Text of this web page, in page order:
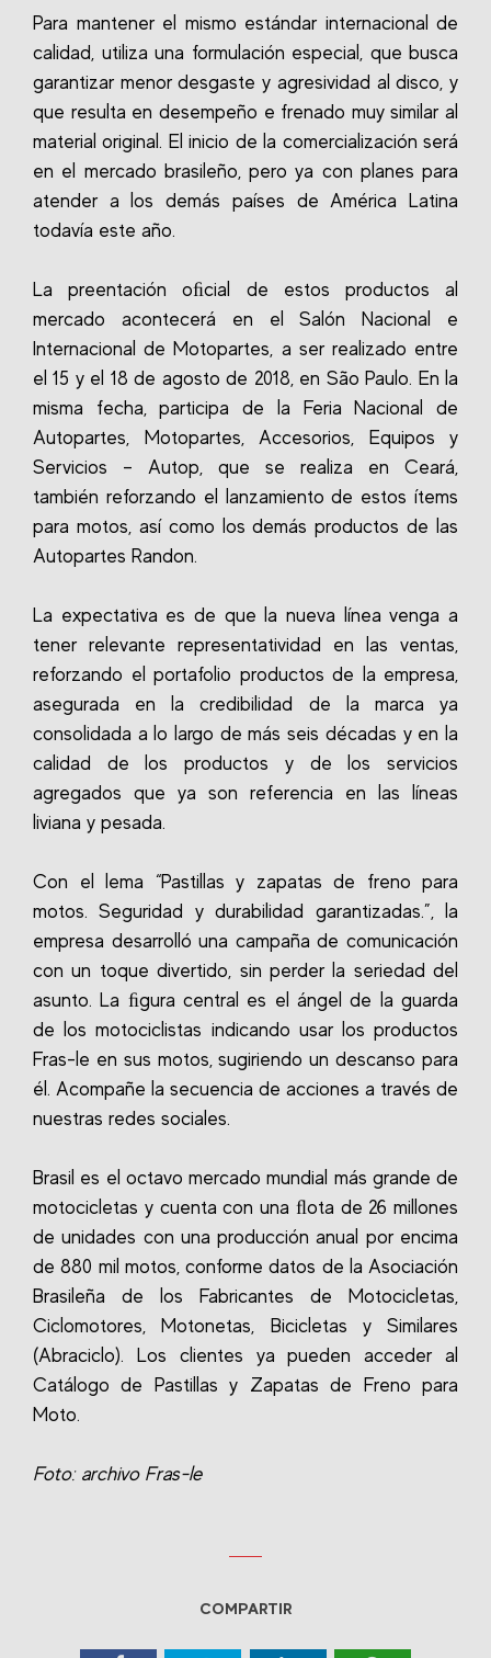
Para mantener el mismo estándar internacional de
calidad, utiliza una formulación especial, que busca
garantizar menor desgaste y agresividad al disco, y
que resulta en desempeño e frenado muy similar al
material original. El inicio de la comercialización será
en el mercado brasileño, pero ya con planes para
atender a los demás países de América Latina
todavía este año.
La preentación oﬁcial de estos productos al
mercado acontecerá en el Salón Nacional e
Internacional de Motopartes, a ser realizado entre
el 15 y el 18 de agosto de 2018, en São Paulo. En la
misma fecha, participa de la Feria Nacional de
Autopartes, Motopartes, Accesorios, Equipos y
Servicios – Autop, que se realiza en Ceará,
también reforzando el lanzamiento de estos ítems
para motos, así como los demás productos de las
Autopartes Randon.
La expectativa es de que la nueva línea venga a
tener relevante representatividad en las ventas,
reforzando el portafolio productos de la empresa,
asegurada en la credibilidad de la marca ya
consolidada a lo largo de más seis décadas y en la
calidad de los productos y de los servicios
agregados que ya son referencia en las líneas
liviana y pesada.
Con el lema “Pastillas y zapatas de freno para
motos. Seguridad y durabilidad garantizadas.”, la
empresa desarrolló una campaña de comunicación
con un toque divertido, sin perder la seriedad del
asunto. La ﬁgura central es el ángel de la guarda
de los motociclistas indicando usar los productos
Fras-le en sus motos, sugiriendo un descanso para
él. Acompañe la secuencia de acciones a través de
nuestras redes sociales.
Brasil es el octavo mercado mundial más grande de
motocicletas y cuenta con una ﬂota de 26 millones
de unidades con una producción anual por encima
de 880 mil motos, conforme datos de la Asociación
Brasileña de los Fabricantes de Motocicletas,
Ciclomotores, Motonetas, Bicicletas y Similares
(Abraciclo). Los clientes ya pueden acceder al
Catálogo de Pastillas y Zapatas de Freno para
Moto.
Foto: archivo Fras-le
COMPARTIR